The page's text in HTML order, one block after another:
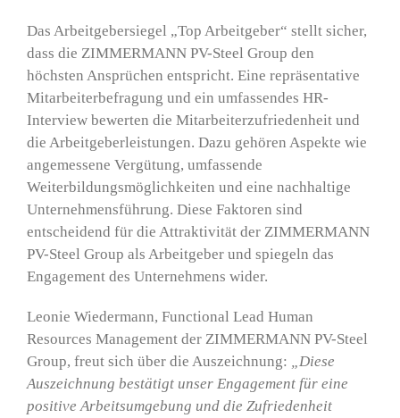
Das Arbeitgebersiegel „Top Arbeitgeber“ stellt sicher,
dass die ZIMMERMANN PV-Steel Group den
höchsten Ansprüchen entspricht. Eine repräsentative
Mitarbeiterbefragung und ein umfassendes HR-
Interview bewerten die Mitarbeiterzufriedenheit und
die Arbeitgeberleistungen. Dazu gehören Aspekte wie
angemessene Vergütung, umfassende
Weiterbildungsmöglichkeiten und eine nachhaltige
Unternehmensführung. Diese Faktoren sind
entscheidend für die Attraktivität der ZIMMERMANN
PV-Steel Group als Arbeitgeber und spiegeln das
Engagement des Unternehmens wider.
Leonie Wiedermann, Functional Lead Human
Resources Management der ZIMMERMANN PV-Steel
Group, freut sich über die Auszeichnung: „Diese
Auszeichnung bestätigt unser Engagement für eine
positive Arbeitsumgebung und die Zufriedenheit